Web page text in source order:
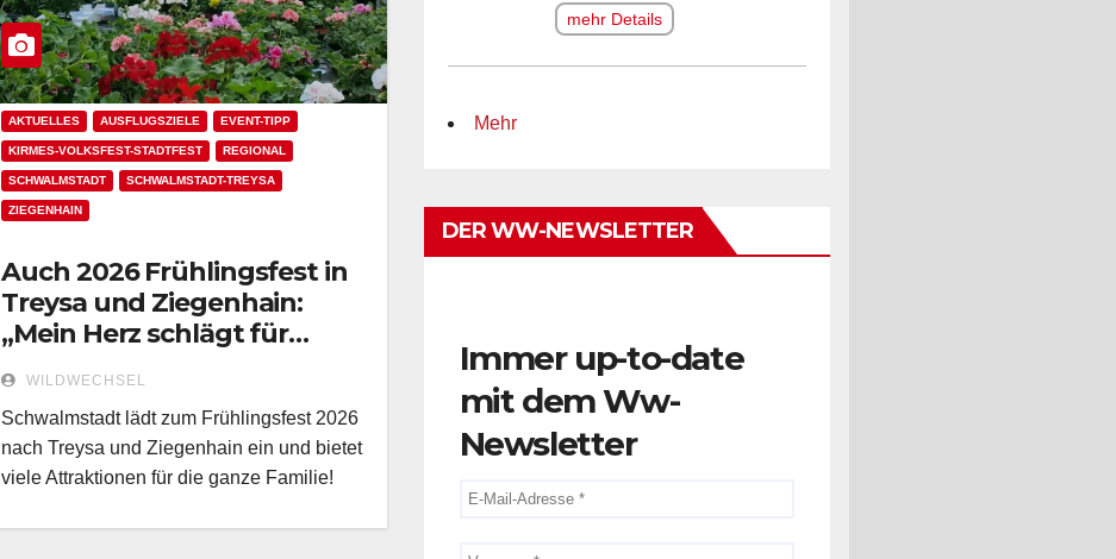
AKTUELLES AUSFLUGSZIELE EVENT-TIPP
KIRMES-VOLKSFEST-STADTFEST REGIONAL
SCHWALMSTADT SCHWALMSTADT-TREYSA
ZIEGENHAIN
Auch 2026 Frühlingsfest in
Treysa und Ziegenhain:
„Mein Herz schlägt für
WILDWECHSEL
Schwalmstadt lädt zum Frühlingsfest 2026
nach Treysa und Ziegenhain ein und bietet
viele Attraktionen für die ganze Familie!
mehr Details
Mehr
DER WW-NEWSLETTER
Immer up-to-date
mit dem Ww-
Newsletter